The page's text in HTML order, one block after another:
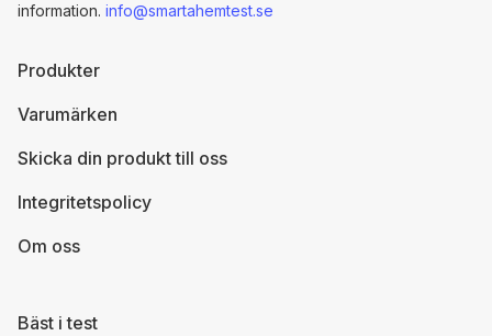
Bäst i test
Produkter
Varumärken
Skicka din produkt till oss
Integritetspolicy
Om oss
information. info@smartahemtest.se